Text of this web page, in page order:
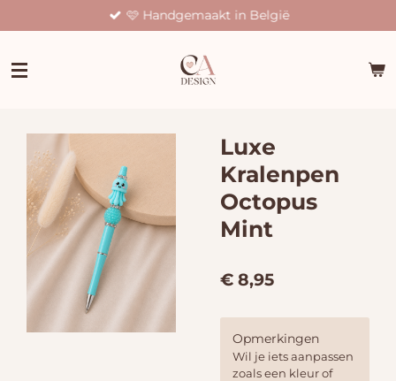
direct
de
🩷 Handgemaakt in België
Luxe
Kralenpen
Octopus
Mint
€ 8,95
Opmerkingen
Wil je iets aanpassen
zoals een kleur of